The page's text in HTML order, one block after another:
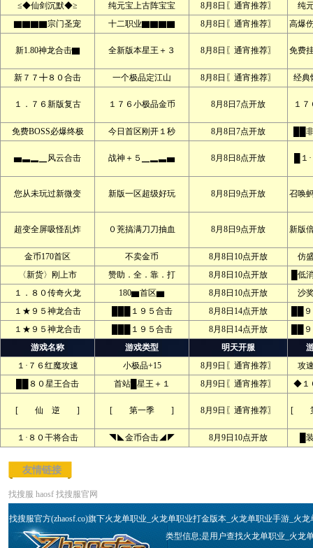
≤◆仙剑沉默◆≥
纯元宝上古阵宝宝 8月8日〖通宵推荐〗
纯
▇▇▇▇宗门圣宠
十二职业▇▇▇▇ 8月8日〖通宵推荐〗 高爆
新1.80神龙合击▇ 全新版本星王＋３ 8月8日〖通宵推荐〗 免费
新７７╋８０合击 一个极品定江山 8月8日〖通宵推荐〗 经
１．７６新版复古 １７６小极品金币 8月8日7点开放 １
免费BOSS必爆终极 今日首区刚开１秒 8月8日7点开放 ██
▅▃▂▁风云合击 战神＋５▁▂▃▅ 8月8日8点开放 █１
您从未玩过新微变 新版一区超级好玩 8月8日9点开放 召唤
超变全屏吸怪乱炸 ０茺搞满刀刀抽血 8月8日9点开放 新版
金币170首区 不卖金币 8月8日10点开放
仿
〈新货〉刚上市
赞助．全．靠．打 8月8日10点开放
█低
１．８０传奇火龙
180▆首区▆ 8月8日10点开放
沙
１★９５神龙合击
███１９５合击 8月8日14点开放
██
１★９５神龙合击
███１９５合击 8月8日14点开放
██
游戏名称
游戏类型 明天开服
１·７６红魔攻速
小极品+15 8月9日〖通宵推荐〗
攻
██８０星王合击
首站█星王＋１ 8月9日〖通宵推荐〗 ◆１
[ 仙 逆 ] [ 第一季 ] 8月9日〖通宵推荐〗 [
１·８０干将合击 ◥◣金币合击◢◤ 8月9日10点开放 █
友情链接
找搜服 haosf 找搜服官网
找搜服官方(zhaosf.co)旗下火龙单职业_火龙单职业打金版本_火龙单职业手游_火
类型信息;是用户查找火龙单职业_火龙